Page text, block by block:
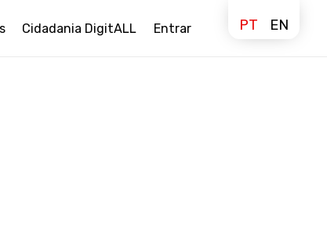
Cidadania DigitALL Entrar PT EN